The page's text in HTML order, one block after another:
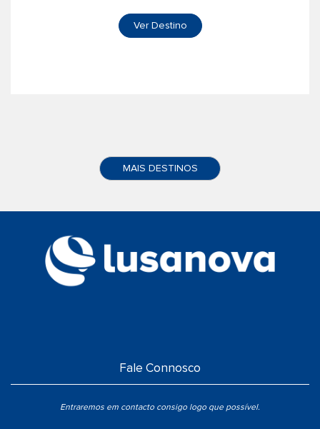
Ver Destino
MAIS DESTINOS
Fale Connosco
Entraremos em contacto consigo logo que possível.